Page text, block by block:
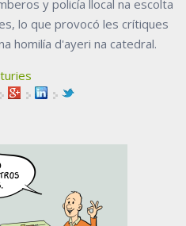
y policía llocal na escolta
lo que provocó les crítiques
homilía d'ayeri na catedral.